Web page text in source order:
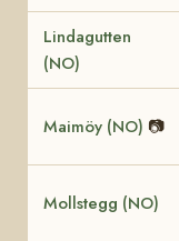
Lindagutten
(NO)
Maimöy (NO) 📷
Mollstegg (NO)